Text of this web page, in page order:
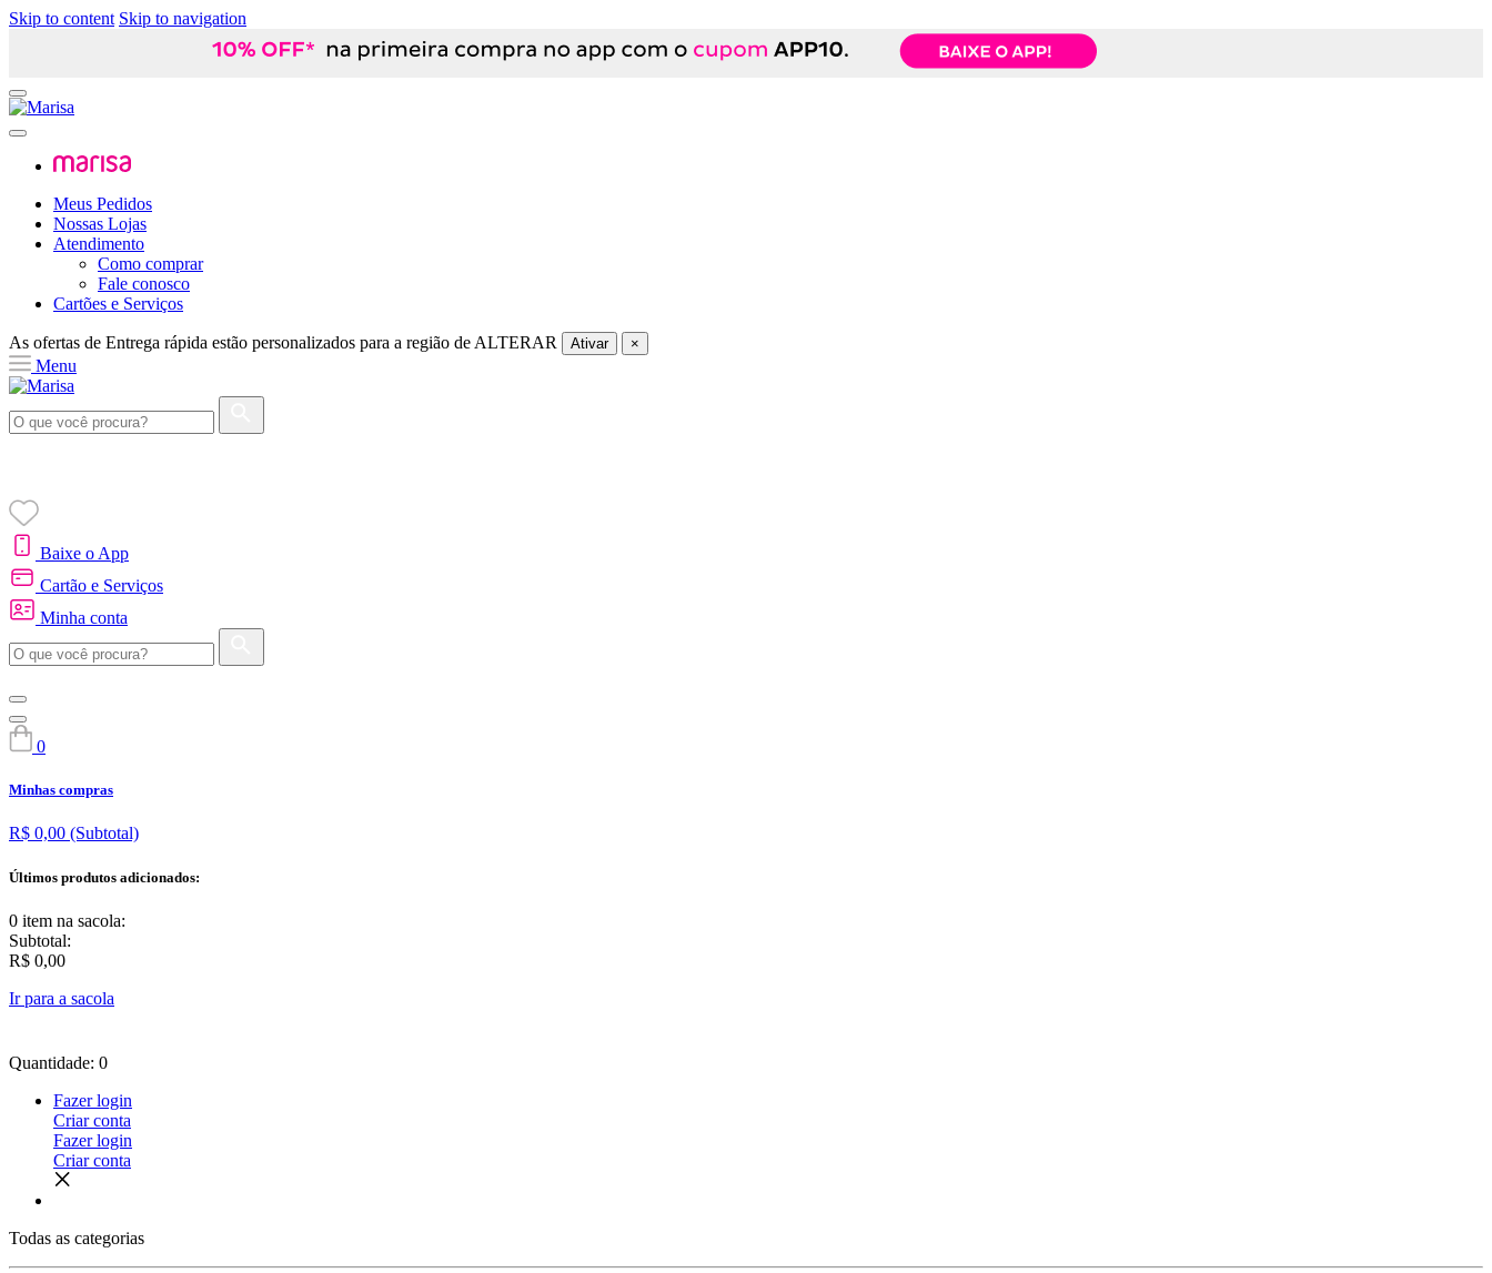
Skip to content Skip to navigation
Meus Pedidos
Nossas Lojas
Atendimento
Como comprar
Fale conosco
Cartões e Serviços
As ofertas de Entrega rápida estão personalizados para a região de ALTERAR Ativar ×
Menu
Baixe o App
Cartão e Serviços
Minha conta
0
Minhas compras
R$ 0,00 (Subtotal)
Últimos produtos adicionados:
0 item na sacola:
Subtotal:
R$ 0,00
Ir para a sacola
Quantidade: 0
Fazer login
Criar conta
Fazer login
Criar conta
Todas as categorias